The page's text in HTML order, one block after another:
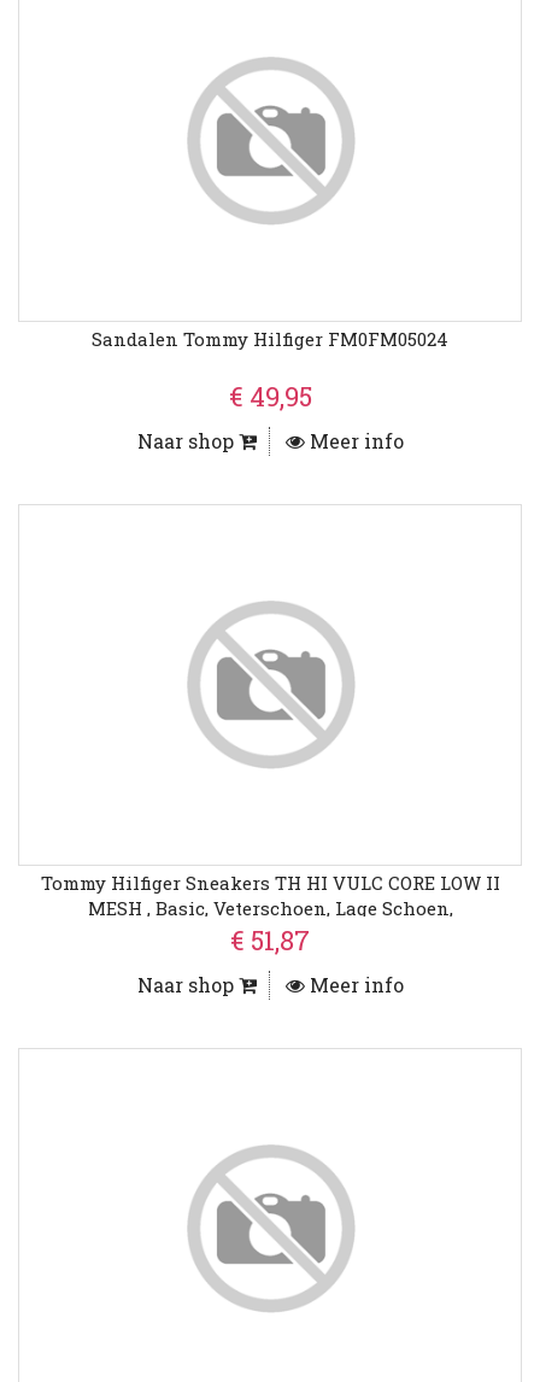
Sandalen Tommy Hilfiger FM0FM05024
€ 49,95
Naar shop Meer info
Tommy Hilfiger Sneakers TH HI VULC CORE LOW II
MESH , Basic, Veterschoen, Lage Schoen,
Vrijetijdsschoen Met Logo
€ 51,87
Naar shop Meer info